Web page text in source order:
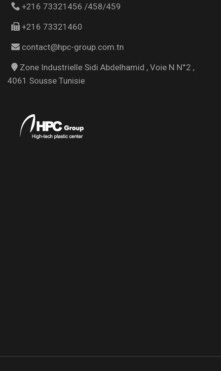
+216 73321456 /458/459
+216 73321460
contact@hpc-group.com.tn
Zone Industrielle Sidi Abdelhamid , Voie N N°2 ,
4061 Sousse Tunisie